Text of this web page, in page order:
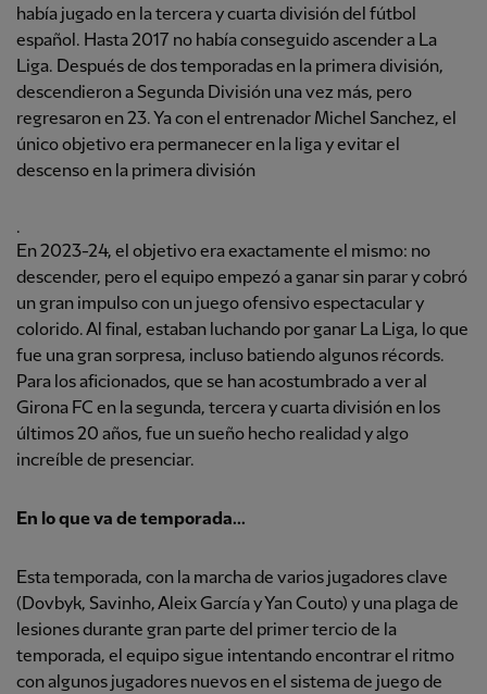
había jugado en la tercera y cuarta división del fútbol
español. Hasta 2017 no había conseguido ascender a La
Liga. Después de dos temporadas en la primera división,
descendieron a Segunda División una vez más, pero
regresaron en 23. Ya con el entrenador Michel Sanchez, el
único objetivo era permanecer en la liga y evitar el
descenso en la primera división
.
En 2023-24, el objetivo era exactamente el mismo: no
descender, pero el equipo empezó a ganar sin parar y cobró
un gran impulso con un juego ofensivo espectacular y
colorido. Al final, estaban luchando por ganar La Liga, lo que
fue una gran sorpresa, incluso batiendo algunos récords.
Para los aficionados, que se han acostumbrado a ver al
Girona FC en la segunda, tercera y cuarta división en los
últimos 20 años, fue un sueño hecho realidad y algo
increíble de presenciar.
En lo que va de temporada...
Esta temporada, con la marcha de varios jugadores clave
(Dovbyk, Savinho, Aleix García y Yan Couto) y una plaga de
lesiones durante gran parte del primer tercio de la
temporada, el equipo sigue intentando encontrar el ritmo
con algunos jugadores nuevos en el sistema de juego de